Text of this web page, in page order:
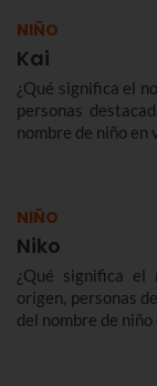
NIÑO
Kai
¿Qué significa el
personas
nombre de niño en
NIÑO
Niko
¿Qué significa el
origen, personas
del nombre de